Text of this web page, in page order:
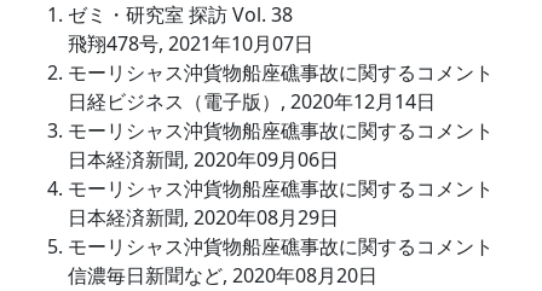
ゼミ・研究室 探訪 Vol. 38
飛翔478号, 2021年10月07日
モーリシャス沖貨物船座礁事故に関するコメント
日経ビジネス（電子版）, 2020年12月14日
モーリシャス沖貨物船座礁事故に関するコメント
日本経済新聞, 2020年09月06日
モーリシャス沖貨物船座礁事故に関するコメント
日本経済新聞, 2020年08月29日
モーリシャス沖貨物船座礁事故に関するコメント
信濃毎日新聞など, 2020年08月20日